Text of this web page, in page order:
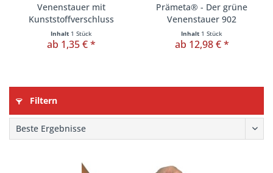
Venenstauer mit
Kunststoffverschluss
Inhalt 1 Stück
ab 1,35 € *
Prämeta® - Der grüne
Venenstauer 902
Inhalt 1 Stück
ab 12,98 € *
Filtern